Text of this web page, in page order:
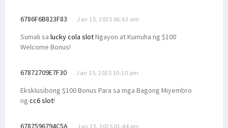
6786F6B823F83 Jan 15, 2025 06:43 am
Sumali sa lucky cola slotNgayon at Kumuha ng $100
Welcome Bonus!
67872709E7F30 Jan 15, 2025 10:10 am
Eksklusibong $100 Bonus Para sa mga Bagong Miyembro
ng cc6 slot!
6787596794C5A Jan 15, 2025 01:44 pm